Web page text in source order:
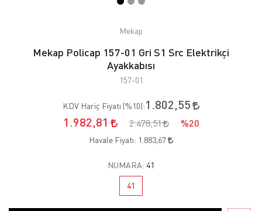
Mekap
Mekap Policap 157-01 Gri S1 Src Elektrikçi
Ayakkabısı
157-01
KDV Hariç Fiyatı (%10):1.802,55
1.982,81
2.478,51 %20
Havale Fiyatı: 1.883,67
NUMARA: 41
41